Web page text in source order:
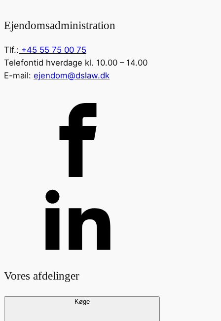
Ejendomsadministration
Tlf.: +45 55 75 00 75
Telefontid hverdage kl. 10.00 – 14.00
E-mail: ejendom@dslaw.dk
Vores afdelinger
Køge